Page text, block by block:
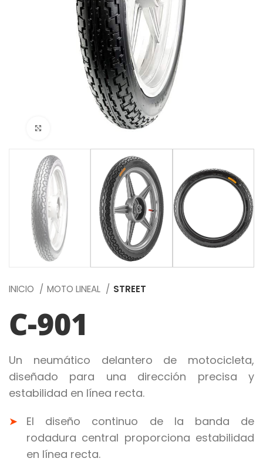
Click to enlarge
INICIO MOTO LINEAL STREET
C-901
Un neumático delantero de motocicleta,
diseñado para una dirección precisa y
estabilidad en línea recta.
El diseño continuo de la banda de
rodadura central proporciona estabilidad
en línea recta.